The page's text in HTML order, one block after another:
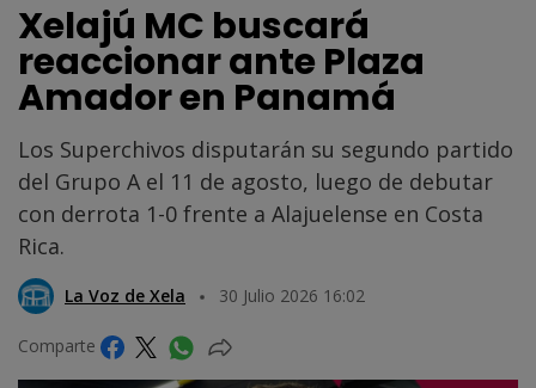
Xelajú MC buscará
reaccionar ante Plaza
Amador en Panamá
Los Superchivos disputarán su segundo partido
del Grupo A el 11 de agosto, luego de debutar
con derrota 1-0 frente a Alajuelense en Costa
Rica.
La Voz de Xela 30 Julio 2026 16:02
Comparte